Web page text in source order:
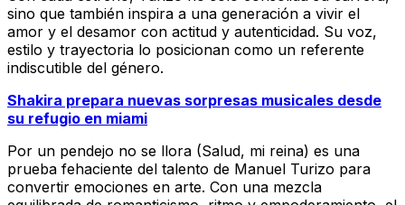
sino que también inspira a una generación a vivir el
amor y el desamor con actitud y autenticidad. Su voz,
estilo y trayectoria lo posicionan como un referente
indiscutible del género.
Shakira prepara nuevas sorpresas musicales desde
su refugio en miami
Por un pendejo no se llora (Salud, mi reina) es una
prueba fehaciente del talento de Manuel Turizo para
convertir emociones en arte. Con una mezcla